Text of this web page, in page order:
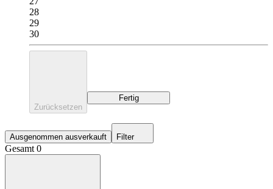
28
29
30
Zurücksetzen
Fertig
Ausgenommen ausverkauft Filter
Gesamt 0